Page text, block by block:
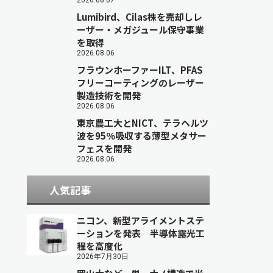
Lumibird、Cilas株を売却しレ
ーザー・メガジュール保守事業
を取得
2026.08.06
フラウンホーファーILT、PFAS
フリーコーティングのレーザー
製造技術を開発
2026.08.06
東京農工大とNICT、テラヘルツ
波を95％吸収する薄型メタサー
フェスを開発
2026.08.06
人気記事
ニコン、新型アライメントステ
ーションを発表 半導体露光工
程を高度化
2026年7月30日